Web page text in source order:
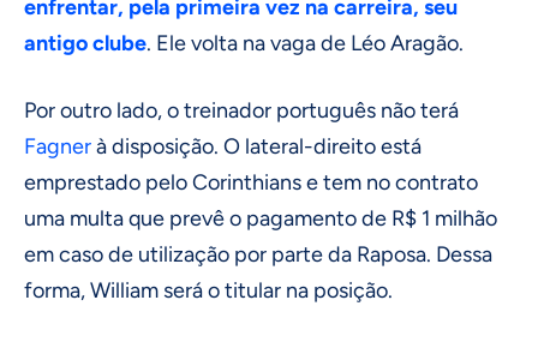
enfrentar, pela primeira vez na carreira, seu
antigo clube. Ele volta na vaga de Léo Aragão.
Por outro lado, o treinador português não terá
Fagnerà disposição. O lateral-direito está
emprestado pelo Corinthians e tem no contrato
uma multa que prevê o pagamento de R$ 1 milhão
em caso de utilização por parte da Raposa. Dessa
forma, William será o titular na posição.